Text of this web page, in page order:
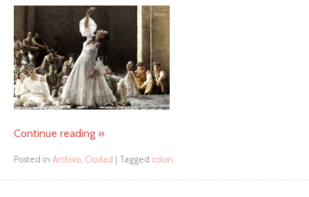
Continue reading »
Posted in Archivo, Ciudad Tagged colon